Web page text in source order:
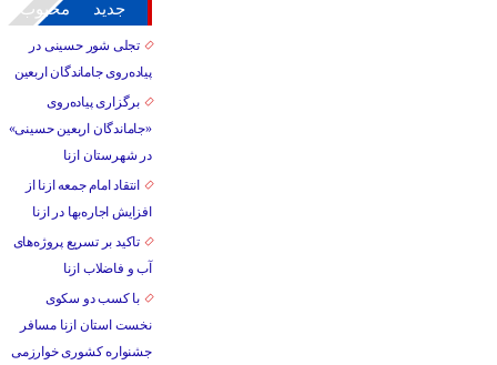
جدید محبوب
تجلی شور حسینی در
پیاده‌روی جاماندگان اربعین
برگزاری پیاده‌روی
«جاماندگان اربعین حسینی»
در شهرستان ازنا
انتقاد امام جمعه ازنا از
افزایش اجاره‌بها در ازنا
تاکید بر تسریع پروژه‌های
آب و فاضلاب ازنا
با کسب دو سکوی
نخست استان ازنا مسافر
جشنواره کشوری خوارزمی